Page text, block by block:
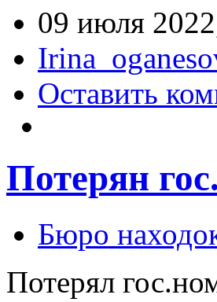
09 июля
Оставить
Потерян
Бюро
Потерял